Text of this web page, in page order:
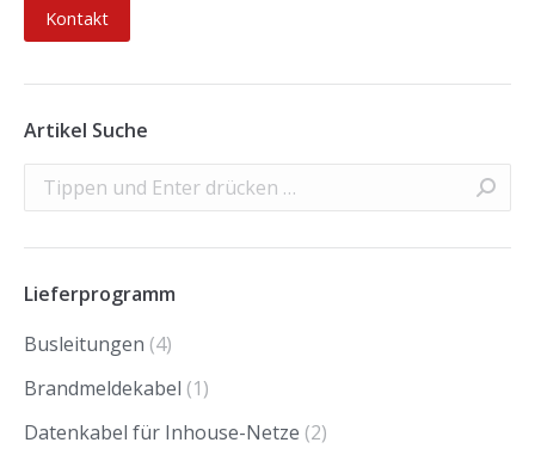
Kontakt
Artikel Suche
Search:
Lieferprogramm
Busleitungen (4)
Brandmeldekabel (1)
Datenkabel für Inhouse-Netze (2)